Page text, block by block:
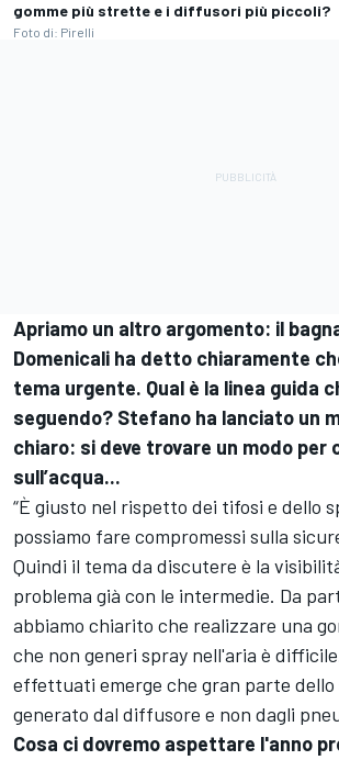
gomme più strette e i diffusori più piccoli?
Foto di: Pirelli
Apriamo un altro argomento: il
Domenicali ha detto chiaramente
tema urgente. Qual è la linea guida
seguendo? Stefano ha lanciato un
chiaro: si deve trovare un modo per
sull’acqua...
“È giusto nel rispetto dei tifosi e dello
possiamo fare compromessi sulla
Quindi il tema da discutere è la
problema già con le intermedie. Da
abbiamo chiarito che realizzare una
che non generi spray nell'aria è
effettuati emerge che gran parte dello
generato dal diffusore e non dagli
Cosa ci dovremo aspettare l'anno